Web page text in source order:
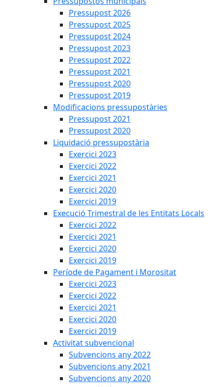
Pressupost 2026
Pressupost 2025
Pressupost 2024
Pressupost 2023
Pressupost 2022
Pressupost 2021
Pressupost 2020
Pressupost 2019
Modificacions pressupostàries
Pressupost 2021
Pressupost 2020
Liquidació pressupostària
Exercici 2023
Exercici 2022
Exercici 2021
Exercici 2020
Exercici 2019
Execució Trimestral de les Entitats Locals
Exercici 2022
Exercici 2021
Exercici 2020
Exercici 2019
Període de Pagament i Morositat
Exercici 2023
Exercici 2022
Exercici 2021
Exercici 2020
Exercici 2019
Activitat subvencional
Subvencions any 2022
Subvencions any 2021
Subvencions any 2020